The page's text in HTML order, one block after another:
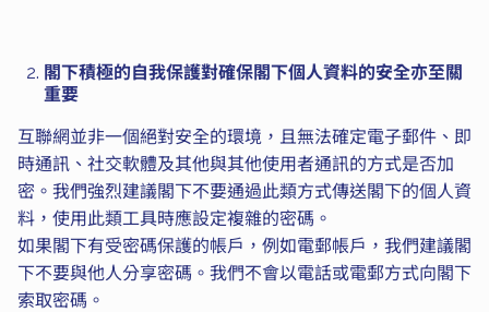
閣下積極的自我保護對確保閣下個人資料的安全亦至關
重要
互聯網並非一個絕對安全的環境，且無法確定電子郵件、即
時通訊、社交軟體及其他與其他使用者通訊的方式是否加
密。我們強烈建議閣下不要通過此類方式傳送閣下的個人資
料，使用此類工具時應設定複雜的密碼。
如果閣下有受密碼保護的帳戶，例如電郵帳戶，我們建議閣
下不要與他人分享密碼。我們不會以電話或電郵方式向閣下
索取密碼。